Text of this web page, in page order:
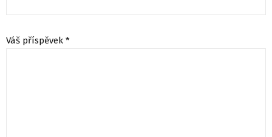
Váš příspěvek *